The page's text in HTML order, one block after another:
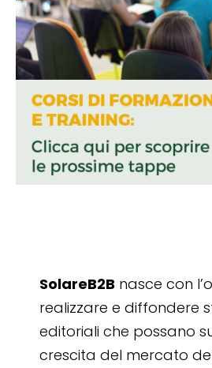
SolareB2B nasce con
realizzare e diffondere
editoriali che possano
crescita del mercato